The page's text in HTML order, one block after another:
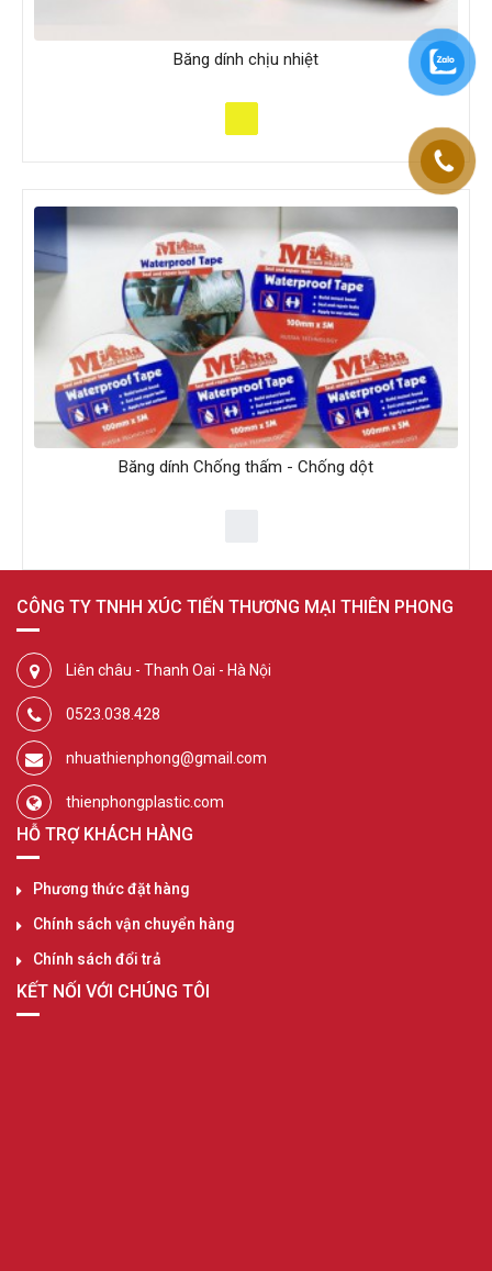
Băng dính chịu nhiệt
Băng dính Chống thấm - Chống dột
CÔNG TY TNHH XÚC TIẾN THƯƠNG MẠI THIÊN PHONG
Liên châu - Thanh Oai - Hà Nội
0523.038.428
nhuathienphong@gmail.com
thienphongplastic.com
HỖ TRỢ KHÁCH HÀNG
Phương thức đặt hàng
Chính sách vận chuyển hàng
Chính sách đổi trả
KẾT NỐI VỚI CHÚNG TÔI